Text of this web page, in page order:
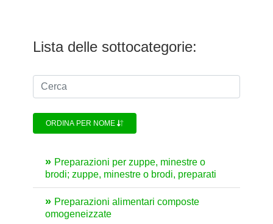
Lista delle sottocategorie:
ORDINA PER NOME
Preparazioni per zuppe, minestre o
brodi; zuppe, minestre o brodi, preparati
Preparazioni alimentari composte
omogeneizzate